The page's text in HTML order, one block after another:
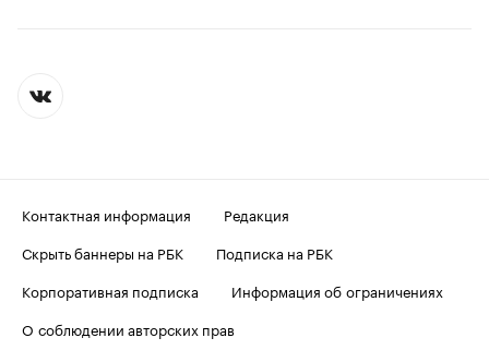
Контактная информация
Редакция
Скрыть баннеры на РБК
Подписка на РБК
Корпоративная подписка
Информация об ограничениях
О соблюдении авторских прав